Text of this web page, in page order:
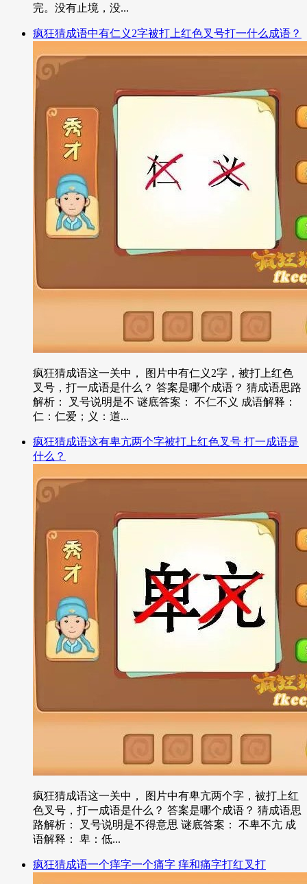
完。没有止境，没...
疯狂猜成语中有仁义2字被打上红色叉号打一什么成语？
疯狂猜成语这一关中， 图片中有仁义2字，被打上红色
叉号，打一成语是什么？ 答案是哪个成语？ 猜成语思路
解析： 叉号说明是不 谜底答案： 不仁不义 成语解释：
仁：仁爱；义：道...
疯狂猜成语这有卑亢两个字被打上红色叉号 打一成语是
什么？
疯狂猜成语这一关中， 图片中有卑亢两个字，被打上红
色叉号，打一成语是什么？ 答案是哪个成语？ 猜成语思
路解析： 叉号说明是不得意思 谜底答案： 不卑不亢 成
语解释： 卑：低...
疯狂猜成语一个痒字一个痛字 痒和痛字打红叉打